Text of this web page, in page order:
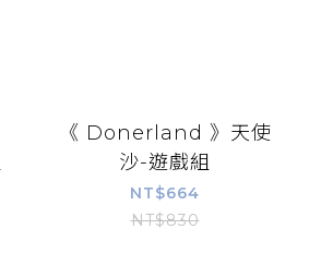
《 Donerland 》天使
沙-遊戲組
NT$664
NT$830